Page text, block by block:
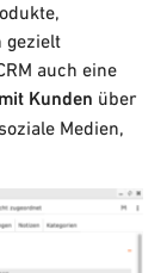
gezielt
auch eine
Kunden über
Medien,